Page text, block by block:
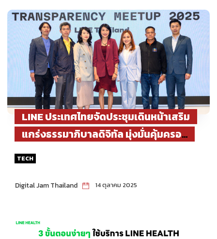
LINE ประเทศไทยจัดประชุมเดินหน้าเสริม
แกร่งธรรมาภิบาลดิจิทัล มุ่งมั่นคุ้มครอง
ข้อมูลผู้ใช้
TECH
Digital Jam Thailand 14 ตุลาคม 2025